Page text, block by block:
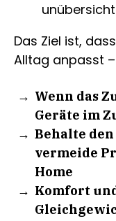
Das Ziel ist,
Alltag anpasst
Wenn das
Geräte im
Behalte
vermeide
Home
Komfort